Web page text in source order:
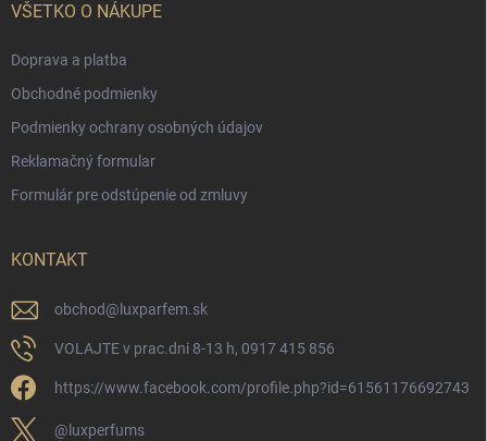
VŠETKO O NÁKUPE
Doprava a platba
Obchodné podmienky
Podmienky ochrany osobných údajov
Reklamačný formular
Formulár pre odstúpenie od zmluvy
KONTAKT
obchod@ luxparfem.sk
VOLAJTE v prac.dni 8-13 h, 0917 415 856
https://www.facebook.com/profile.php?id=61561176692743
@luxperfums